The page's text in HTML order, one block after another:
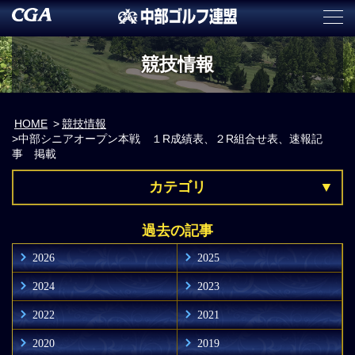
競技情報
HOME
競技情報
中部シニアオープン本戦 １R成績表、２R組合せ表、速報記
事 掲載
カテゴリ
過去の記事
2026 2025
2024 2023
2022 2021
2020 2019